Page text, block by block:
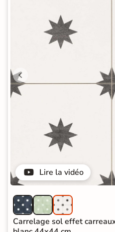
Lire la vidéo
Carrelage sol effet